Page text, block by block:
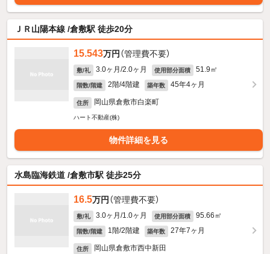
ＪＲ山陽本線 /倉敷駅 徒歩20分
15.543万円 （管理費不要）
敷/礼 3.0ヶ月/2.0ヶ月 使用部分面積 51.9㎡
階数/階建 2階/4階建 築年数 45年4ヶ月
住所 岡山県倉敷市白楽町
ハート不動産(株)
物件詳細を見る
水島臨海鉄道 /倉敷市駅 徒歩25分
16.5万円 （管理費不要）
敷/礼 3.0ヶ月/1.0ヶ月 使用部分面積 95.66㎡
階数/階建 1階/2階建 築年数 27年7ヶ月
住所 岡山県倉敷市西中新田